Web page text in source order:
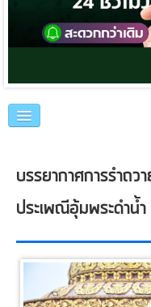
แผ
ข่
บรรยากาศการรำถว
ประเพณีอุ้มพระดำน้